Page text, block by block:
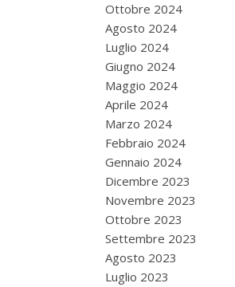
Ottobre 2024
Agosto 2024
Luglio 2024
Giugno 2024
Maggio 2024
Aprile 2024
Marzo 2024
Febbraio 2024
Gennaio 2024
Dicembre 2023
Novembre 2023
Ottobre 2023
Settembre 2023
Agosto 2023
Luglio 2023